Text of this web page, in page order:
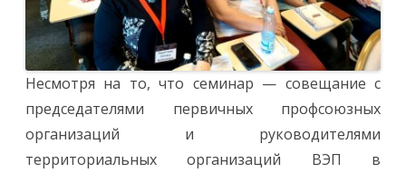
Несмотря на то, что семинар — совещание с
председателями первичных профсоюзных
организаций и руководителями
территориальных организаций ВЭП в